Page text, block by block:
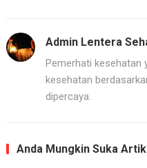
Admin Lentera
Pemerhati kesehatan
kesehatan
dipercaya.
Anda Mungkin Suka